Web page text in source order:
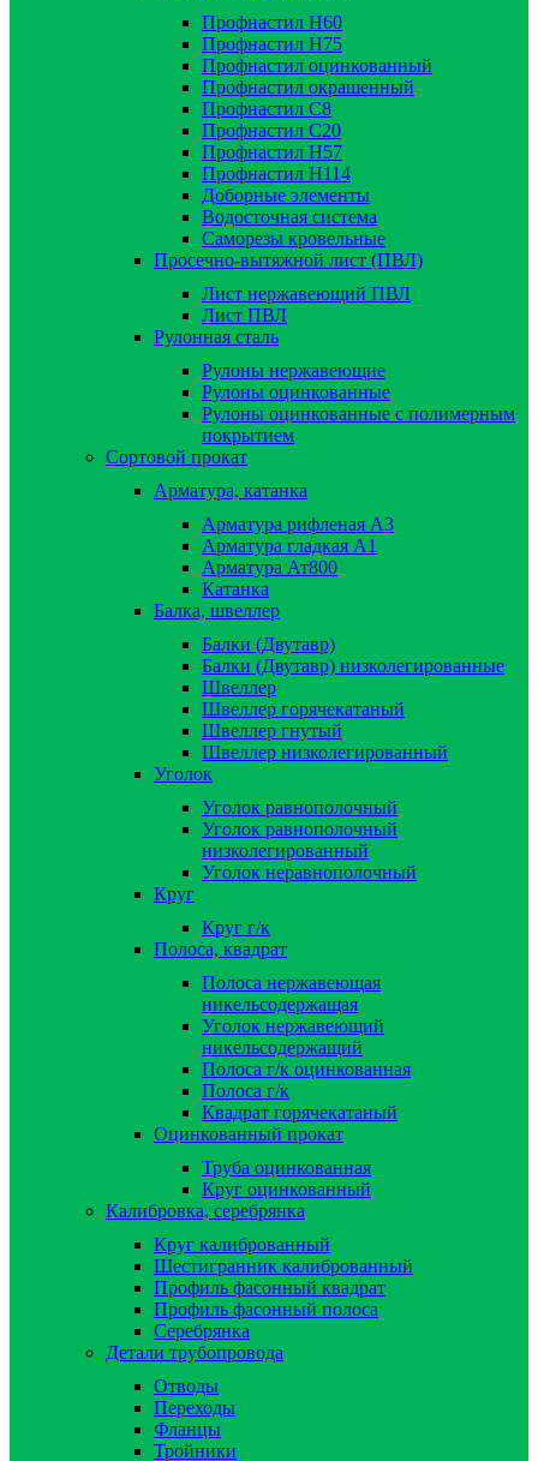
Профнастил Н60
Профнастил Н75
Профнастил оцинкованный
Профнастил окрашенный
Профнастил С8
Профнастил С20
Профнастил Н57
Профнастил Н114
Доборные элементы
Водосточная система
Саморезы кровельные
Просечно-вытяжной лист (ПВЛ)
Лист нержавеющий ПВЛ
Лист ПВЛ
Рулонная сталь
Рулоны нержавеющие
Рулоны оцинкованные
Рулоны оцинкованные с полимерным
покрытием
Сортовой прокат
Арматура, катанка
Арматура рифленая А3
Арматура гладкая А1
Арматура Ат800
Катанка
Балка, швеллер
Балки (Двутавр)
Балки (Двутавр) низколегированные
Швеллер
Швеллер горячекатаный
Швеллер гнутый
Швеллер низколегированный
Уголок
Уголок равнополочный
Уголок равнополочный
низколегированный
Уголок неравнополочный
Круг
Круг г/к
Полоса, квадрат
Полоса нержавеющая
никельсодержащая
Уголок нержавеющий
никельсодержащий
Полоса г/к оцинкованная
Полоса г/к
Квадрат горячекатаный
Оцинкованный прокат
Труба оцинкованная
Круг оцинкованный
Калибровка, серебрянка
Круг калиброванный
Шестигранник калиброванный
Профиль фасонный квадрат
Профиль фасонный полоса
Серебрянка
Детали трубопровода
Отводы
Переходы
Фланцы
Тройники